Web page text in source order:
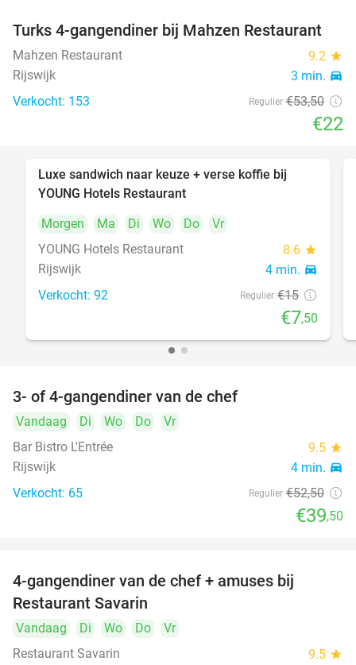
59%
Turks 4-gangendiner bij Mahzen Restaurant
Mahzen Restaurant 9.2 star
Rijswijk 3 min. directions_car
Verkocht: 153 Regulier €53,50
€22
Luxe sandwich naar keuze + verse koffie bij
YOUNG Hotels Restaurant
Morgen
Ma Di Wo Do
Vr
YOUNG Hotels Restaurant
8.6 star
Rijswijk 4 min. directions_car
Verkocht: 92 Regulier €15
€7,50
3- of 4-gangendiner van de chef
Vandaag Di Wo Do
Vr
Bar Bistro L'Entrée
9.5 star
Rijswijk 4 min. directions_car
Verkocht: 65 Regulier €52,50
€39,50
4-gangendiner van de chef + amuses bij
Restaurant Savarin
Vandaag Di Wo Do
Vr
Restaurant Savarin
9.5 star